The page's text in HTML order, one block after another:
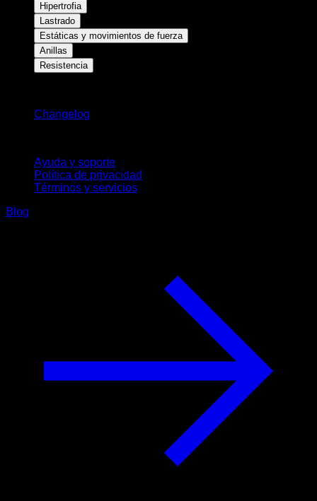
Hipertrofia
Lastrado
Estáticas y movimientos de fuerza
Anillas
Resistencia
Changelog
Ayuda y soporte
Política de privacidad
Términos y servicios
Blog